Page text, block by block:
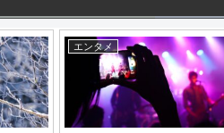
アウトドア